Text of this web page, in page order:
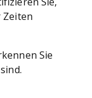
Sie,
Zeiten
Sie